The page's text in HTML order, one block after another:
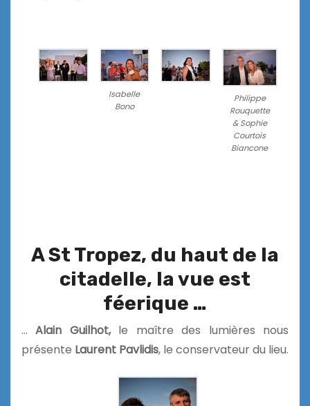
Isabelle
Bono
Philippe
Rouquette
& Sophie
Courtois
Biancone
A St Tropez, du haut de la
citadelle, la vue est
féerique …
…Alain Guilhot, le maître des lumières nous
présente Laurent Pavlidis, le conservateur du lieu.